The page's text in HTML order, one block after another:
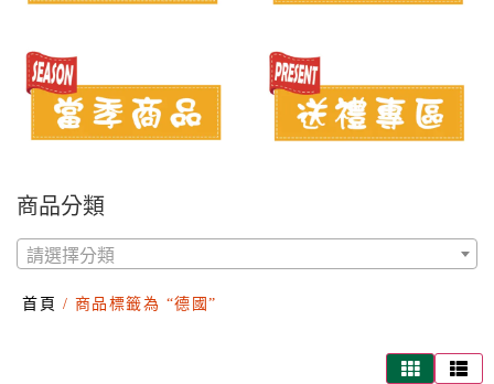
商品分類
請選擇分類
首頁 / 商品標籤為 “德國”